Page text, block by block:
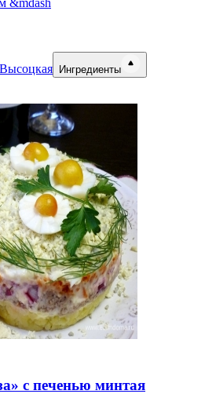
&mdash
Ингредиенты
с печенью минтая